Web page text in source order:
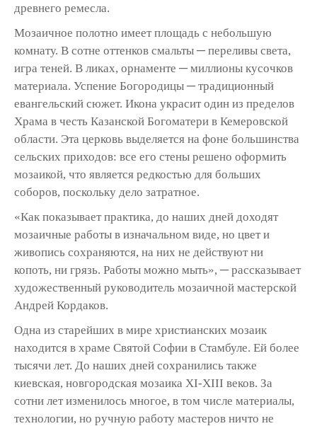
древнего ремесла.
Мозаичное полотно имеет площадь с небольшую
комнату. В сотне оттенков смальты ─ переливы света,
игра теней. В ликах, орнаменте ─ миллионы кусочков
материала. Успение Богородицы ─ традиционный
евангельский сюжет. Икона украсит один из пределов
Храма в честь Казанской Богоматери в Кемеровской
области. Эта церковь выделяется на фоне большинства
сельских приходов: все его стены решено оформить
мозаикой, что является редкостью для больших
соборов, поскольку дело затратное.
«Как показывает практика, до наших дней доходят
мозаичные работы в изначальном виде, но цвет и
живопись сохраняются, на них не действуют ни
копоть, ни грязь. Работы можно мыть», ─ рассказывает
художественный руководитель мозаичной мастерской
Андрей Кордаков.
Одна из старейших в мире христианских мозаик
находится в храме Святой Софии в Стамбуле. Ей более
тысячи лет. До наших дней сохранились также
киевская, новгородская мозаика ХI-ХIII веков. За
сотни лет изменилось многое, в том числе материалы,
технологии, но ручную работу мастеров ничто не